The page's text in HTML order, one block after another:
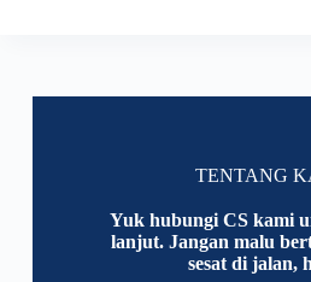
TENTANG
Yuk hubungi CS kami
lanjut. Jangan malu
sesat di jalan,